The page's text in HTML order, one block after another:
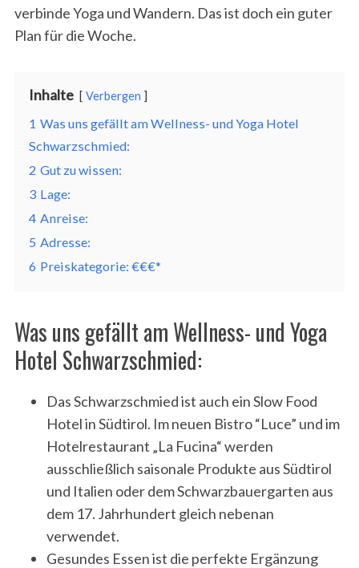
verbinde Yoga und Wandern. Das ist doch ein guter
Plan für die Woche.
Inhalte Verbergen
1 Was uns gefällt am Wellness- und Yoga Hotel
Schwarzschmied:
2 Gut zu wissen:
3 Lage:
4 Anreise:
5 Adresse:
6 Preiskategorie: €€€*
Was uns gefällt am Wellness- und Yoga
Hotel Schwarzschmied:
Das Schwarzschmied ist auch ein Slow Food
Hotel in Südtirol. Im neuen Bistro “Luce” und im
Hotelrestaurant „La Fucina“ werden
ausschließlich saisonale Produkte aus Südtirol
und Italien oder dem Schwarzbauergarten aus
dem 17. Jahrhundert gleich nebenan
verwendet.
Gesundes Essen ist die perfekte Ergänzung